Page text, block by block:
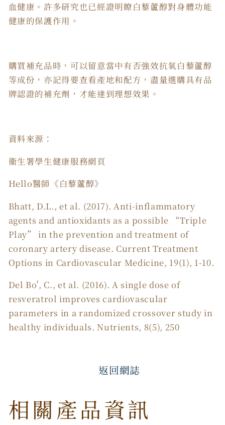
血健康。許多研究也已經證明瞭白藜蘆醇對身體功能
健康的保護作用。
購買補充品時，可以留意當中有否強效抗氧白藜蘆醇
等成份，亦記得要查看產地和配方，盡量選購具有品
牌認證的補充劑，才能達到理想效果。
資料來源：
衞生署學生健康服務網頁
Hello醫師《白藜蘆醇》
Bhatt, D.L., et al. (2017). Anti-inflammatory
agents and antioxidants as a possible “Triple
Play” in the prevention and treatment of
coronary artery disease. Current Treatment
Options in Cardiovascular Medicine, 19(1), 1-10.
Del Bo', C., et al. (2016). A single dose of
resveratrol improves cardiovascular
parameters in a randomized crossover study in
healthy individuals. Nutrients, 8(5), 250
返回網誌
相關產品資訊